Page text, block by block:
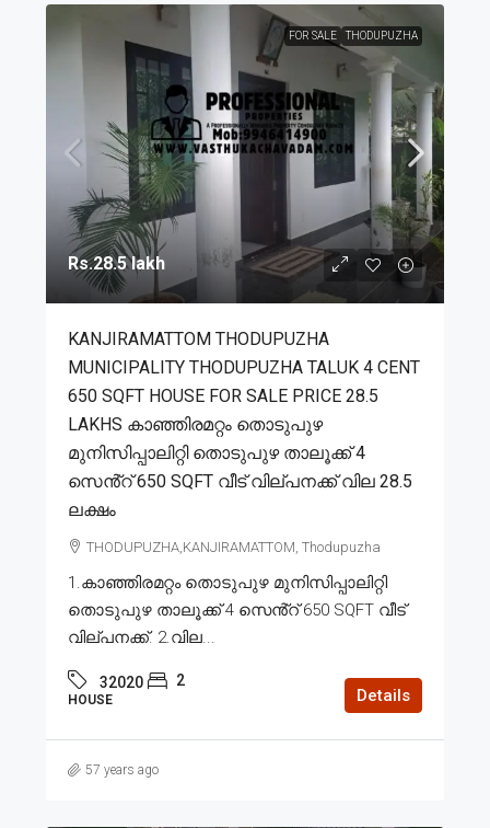
FOR SALE THODUPUZHA
Rs.28.5 lakh
KANJIRAMATTOM THODUPUZHA
MUNICIPALITY THODUPUZHA TALUK 4 CENT
650 SQFT HOUSE FOR SALE PRICE 28.5
LAKHS കാഞ്ഞിരമറ്റം തൊടുപുഴ
മുനിസിപ്പാലിറ്റി തൊടുപുഴ താലൂക്ക് 4
സെൻ്റ് 650 SQFT വീട് വില്പനക്ക് വില 28.5
ലക്ഷം
THODUPUZHA,KANJIRAMATTOM, Thodupuzha
1.കാഞ്ഞിരമറ്റം തൊടുപുഴ മുനിസിപ്പാലിറ്റി
തൊടുപുഴ താലൂക്ക് 4 സെൻ്റ് 650 SQFT വീട്
വില്പനക്ക്. 2.വില...
32020 2
HOUSE Details
57 years ago